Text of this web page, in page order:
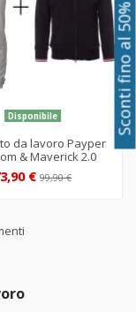
Disponibile
da lavoro Payper
& Maverick 2.0
€99,90 €
Sconti fino al 50%